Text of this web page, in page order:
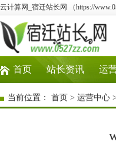
云计算网_宿迁站长网 （https://
首页 站长资讯 运
当前位置： 首页 > 运营中心 >